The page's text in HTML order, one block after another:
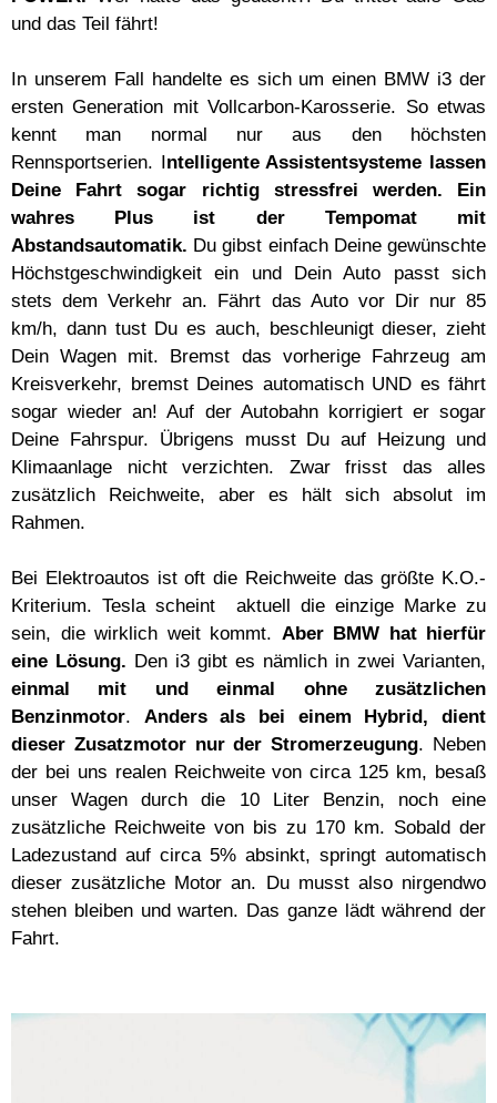
und das Teil fährt!
In unserem Fall handelte es sich um einen BMW i3 der
ersten Generation mit Vollcarbon-Karosserie. So etwas
kennt man normal nur aus den höchsten
Rennsportserien. I ntelligente Assistentsysteme lassen
Deine Fahrt sogar richtig stressfrei werden.
Ein
wahres Plus ist der Tempomat mit
Abstandsautomatik. Du gibst einfach Deine gewünschte
Höchstgeschwindigkeit ein und Dein Auto passt sich
stets dem Verkehr an. Fährt das Auto vor Dir nur 85
km/h, dann tust Du es auch, beschleunigt dieser, zieht
Dein Wagen mit. Bremst das vorherige Fahrzeug am
Kreisverkehr, bremst Deines automatisch UND es fährt
sogar wieder an! Auf der Autobahn korrigiert er sogar
Deine Fahrspur. Übrigens musst Du auf Heizung und
Klimaanlage nicht verzichten. Zwar frisst das alles
zusätzlich Reichweite, aber es hält sich absolut im
Rahmen.
Bei Elektroautos ist oft die Reichweite das größte K.O.-
Kriterium. Tesla scheint aktuell die einzige Marke zu
sein, die wirklich weit kommt. Aber BMW hat hierfür
eine Lösung. Den i3 gibt es nämlich in zwei Varianten,
einmal mit und einmal ohne zusätzlichen
Benzinmotor. Anders als bei einem Hybrid, dient
dieser Zusatzmotor nur der Stromerzeugung. Neben
der bei uns realen Reichweite von circa 125 km, besaß
unser Wagen durch die 10 Liter Benzin, noch eine
zusätzliche Reichweite von bis zu 170 km. Sobald der
Ladezustand auf circa 5% absinkt, springt automatisch
dieser zusätzliche Motor an. Du musst also nirgendwo
stehen bleiben und warten. Das ganze lädt während der
Fahrt.